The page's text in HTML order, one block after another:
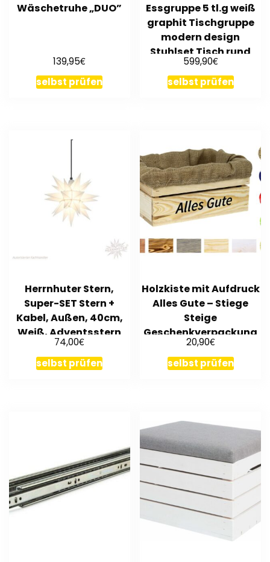
Wäschetruhe „DUO”
139,95€
selbst prüfen
Essgruppe 5 tl.g weiß
graphit Tischgruppe
modern design
Stuhlset Tisch rund
599,90€
selbst prüfen
Herrnhuter Stern,
Super-SET Stern +
Kabel, Außen, 40cm,
Weiß, Adventsstern
74,00€
selbst prüfen
Holzkiste mit Aufdruck
Alles Gute – Stiege
Steige
Geschenkverpackung
Präsentkorb
20,90€
selbst prüfen